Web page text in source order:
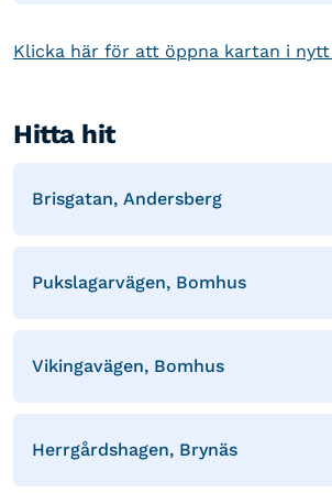
Klicka här för att öppna kartan i
Hitta hit
Brisgatan, Andersberg
Pukslagarvägen, Bomhus
Vikingavägen, Bomhus
Herrgårdshagen, Brynäs